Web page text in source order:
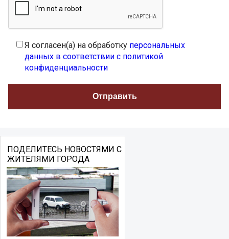
Я согласен(а) на обработку персональных
данных в соответствии с политикой
конфиденциальности
ПОДЕЛИТЕСЬ НОВОСТЯМИ С
ЖИТЕЛЯМИ ГОРОДА